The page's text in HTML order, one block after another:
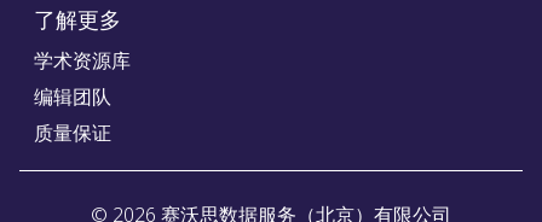
了解更多
学术资源库
编辑团队
质量保证
© 2026 赛沃思数据服务（北京）有限公司